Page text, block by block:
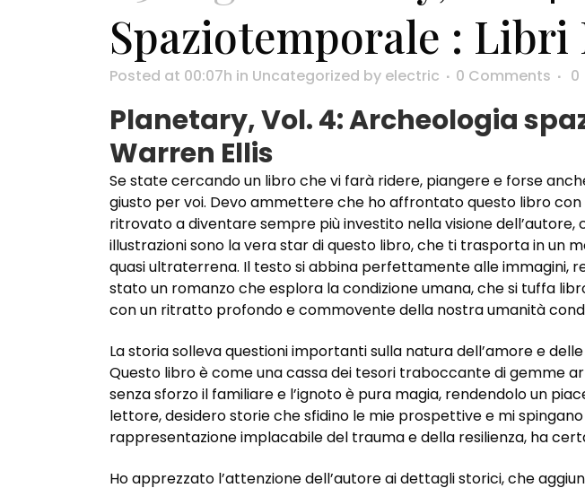
Spaziotemporale : Libri
Posted at 00:07h in Uncategorized by electric 0 Comments 0
Planetary, Vol. 4: Archeologia
Warren Ellis
Se state cercando un libro che vi farà ridere, piangere e forse
giusto per voi. Devo ammettere che ho affrontato questo libro
ritrovato a diventare sempre più investito nella visione
illustrazioni sono la vera star di questo libro, che ti trasporta in un
quasi ultraterrena. Il testo si abbina perfettamente alle immagini,
stato un romanzo che esplora la condizione umana, che si tuffa
con un ritratto profondo e commovente della nostra umanità
La storia solleva questioni importanti sulla natura dell’amore e
Questo libro è come una cassa dei tesori traboccante di gemme
senza sforzo il familiare e l’ignoto è pura magia, rendendolo un
lettore, desidero storie che sfidino le mie prospettive e mi
rappresentazione implacabile del trauma e della resilienza, ha
Ho apprezzato l’attenzione dell’autore ai dettagli storici, che